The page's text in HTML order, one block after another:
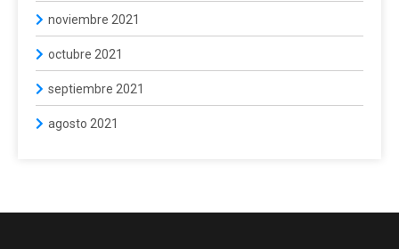
noviembre 2021
octubre 2021
septiembre 2021
agosto 2021